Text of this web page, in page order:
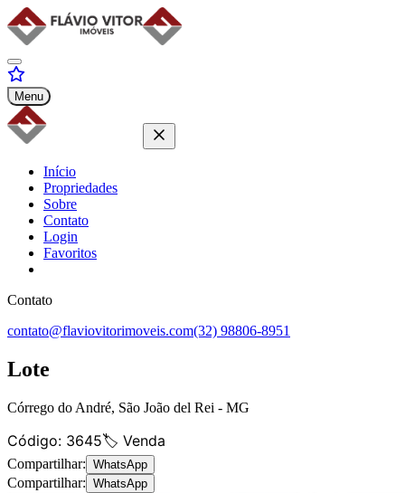
Menu
Início
Propriedades
Sobre
Contato
Login
Favoritos
Contato
contato@flaviovitorimoveis.com(32) 98806-8951
Lote
Córrego do André, São João del Rei - MG
Código: 3645🏷️ Venda
Compartilhar: WhatsApp
Compartilhar: WhatsApp